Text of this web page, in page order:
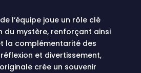
l’équipe joue un rôle clé
du mystère, renforçant ainsi
la complémentarité des
et divertissement,
crée un souvenir